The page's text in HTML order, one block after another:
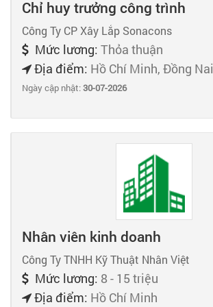
Chỉ huy trưởng công trình
Công Ty CP Xây Lắp Sonacons
Mức lương: Thỏa thuận
Địa điểm: Hồ Chí Minh, Đồng Nai
Ngày cập nhật:30-07-2026
Nhân viên kinh doanh
Công Ty TNHH Kỹ Thuật Nhân Việt
Mức lương: 8 - 15 triệu
Địa điểm: Hồ Chí Minh